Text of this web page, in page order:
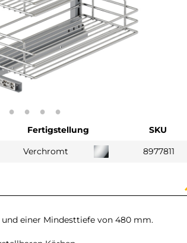
Fertigstellung
SKU
Verchromt 8977811
einer Mindesttiefe von 480 mm.